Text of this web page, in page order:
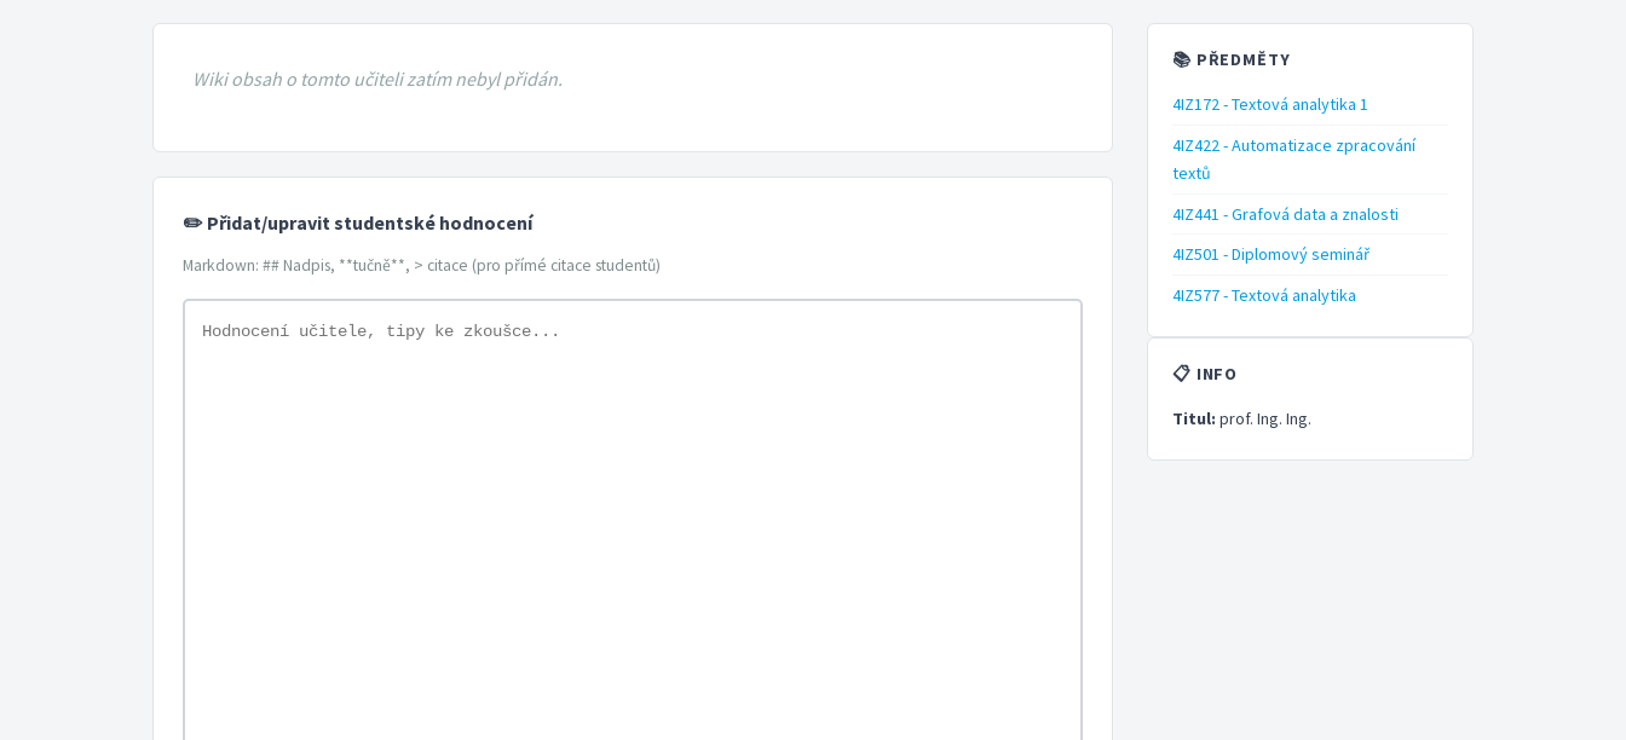
Wiki obsah o tomto učiteli zatím nebyl přidán.
✏️ Přidat/upravit studentské hodnocení
Markdown: ## Nadpis, **tučně**, > citace (pro přímé citace studentů)
📚 PŘEDMĚTY
4IZ172 - Textová analytika 1
4IZ422 - Automatizace zpracování
textů
4IZ441 - Grafová data a znalosti
4IZ501 - Diplomový seminář
4IZ577 - Textová analytika
📋 INFO
Titul: prof. Ing. Ing.